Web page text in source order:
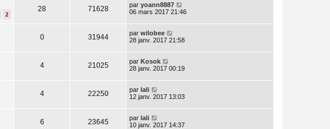
2
28 71628 par yoann8887
06 mars 2017 21:46
0 31944 par wilobee
28 janv. 2017 21:58
4 21025 par Kosok
28 janv. 2017 00:19
4 22250 par lali
12 janv. 2017 13:03
6 23645 par lali
10 janv. 2017 14:37